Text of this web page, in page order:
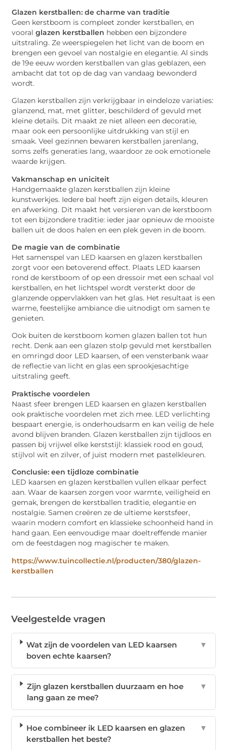
Glazen kerstballen: de charme van traditie
Geen kerstboom is compleet zonder kerstballen, en
vooralglazen kerstballen hebben een bijzondere
uitstraling. Ze weerspiegelen het licht van de boom en
brengen een gevoel van nostalgie en elegantie. Al sinds
de 19e eeuw worden kerstballen van glas geblazen, een
ambacht dat tot op de dag van vandaag bewonderd
wordt.
Glazen kerstballen zijn verkrijgbaar in eindeloze variaties:
glanzend, mat, met glitter, beschilderd of gevuld met
kleine details. Dit maakt ze niet alleen een decoratie,
maar ook een persoonlijke uitdrukking van stijl en
smaak. Veel gezinnen bewaren kerstballen jarenlang,
soms zelfs generaties lang, waardoor ze ook emotionele
waarde krijgen.
Vakmanschap en uniciteit
Handgemaakte glazen kerstballen zijn kleine
kunstwerkjes. Iedere bal heeft zijn eigen details, kleuren
en afwerking. Dit maakt het versieren van de kerstboom
tot een bijzondere traditie: ieder jaar opnieuw de mooiste
ballen uit de doos halen en een plek geven in de boom.
De magie van de combinatie
Het samenspel van LED kaarsen en glazen kerstballen
zorgt voor een betoverend effect. Plaats LED kaarsen
rond de kerstboom of op een dressoir met een schaal vol
kerstballen, en het lichtspel wordt versterkt door de
glanzende oppervlakken van het glas. Het resultaat is een
warme, feestelijke ambiance die uitnodigt om samen te
genieten.
Ook buiten de kerstboom komen glazen ballen tot hun
recht. Denk aan een glazen stolp gevuld met kerstballen
en omringd door LED kaarsen, of een vensterbank waar
de reflectie van licht en glas een sprookjesachtige
uitstraling geeft.
Praktische voordelen
Naast sfeer brengen LED kaarsen en glazen kerstballen
ook praktische voordelen met zich mee. LED verlichting
bespaart energie, is onderhoudsarm en kan veilig de hele
avond blijven branden. Glazen kerstballen zijn tijdloos en
passen bij vrijwel elke kerststijl: klassiek rood en goud,
stijlvol wit en zilver, of juist modern met pastelkleuren.
Conclusie: een tijdloze combinatie
LED kaarsen en glazen kerstballen vullen elkaar perfect
aan. Waar de kaarsen zorgen voor warmte, veiligheid en
gemak, brengen de kerstballen traditie, elegantie en
nostalgie. Samen creëren ze de ultieme kerstsfeer,
waarin modern comfort en klassieke schoonheid hand in
hand gaan. Een eenvoudige maar doeltreffende manier
om de feestdagen nog magischer te maken.
https://www.tuincollectie.nl/producten/380/glazen-
kerstballen
Veelgestelde vragen
Wat zijn de voordelen van LED kaarsen
boven echte kaarsen?
▼
Zijn glazen kerstballen duurzaam en hoe
lang gaan ze mee?
▼
Hoe combineer ik LED kaarsen en glazen
kerstballen het beste?
▼